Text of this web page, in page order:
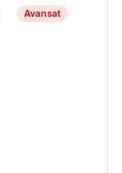
Avansat